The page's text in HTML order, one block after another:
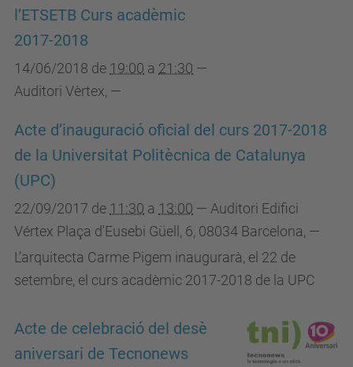
l’ETSETB Curs acadèmic
2017-2018
14/06/2018 de 19:00 a 21:30 —
Auditori Vèrtex, —
Acte d’inauguració oficial del curs 2017-2018
de la Universitat Politècnica de Catalunya
(UPC)
22/09/2017 de 11:30 a 13:00 — Auditori Edifici
Vértex Plaça d'Eusebi Güell, 6, 08034 Barcelona, —
L’arquitecta Carme Pigem inaugurarà, el 22 de
setembre, el curs acadèmic 2017-2018 de la UPC
Acte de celebració del desè
aniversari de Tecnonews